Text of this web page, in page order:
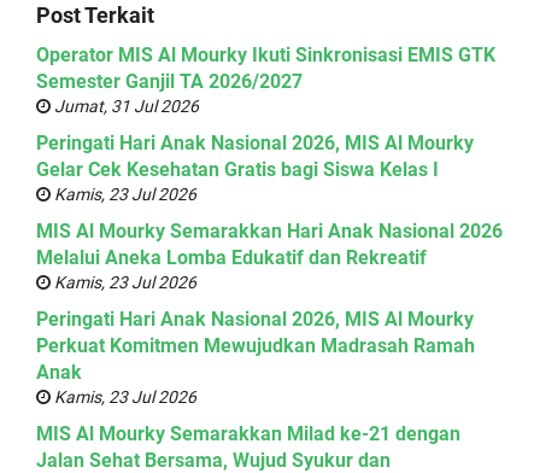
Post Terkait
Operator MIS Al Mourky Ikuti Sinkronisasi EMIS GTK
Semester Ganjil TA 2026/2027
Jumat, 31 Jul 2026
Peringati Hari Anak Nasional 2026, MIS Al Mourky
Gelar Cek Kesehatan Gratis bagi Siswa Kelas I
Kamis, 23 Jul 2026
MIS Al Mourky Semarakkan Hari Anak Nasional 2026
Melalui Aneka Lomba Edukatif dan Rekreatif
Kamis, 23 Jul 2026
Peringati Hari Anak Nasional 2026, MIS Al Mourky
Perkuat Komitmen Mewujudkan Madrasah Ramah
Anak
Kamis, 23 Jul 2026
MIS Al Mourky Semarakkan Milad ke-21 dengan
Jalan Sehat Bersama, Wujud Syukur dan